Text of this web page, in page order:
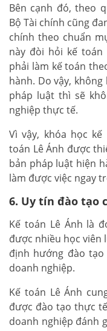
Bên cạnh đó, theo
Bộ Tài chính cũng
chính theo chuẩn
này đòi hỏi kế
phải làm kế toán
hành. Do vậy,
pháp luật thì sẽ
nghiệp thực tế.
Vì vậy, khóa học
toán Lê Ánh được
bản pháp luật hiện
làm được việc ngay
6. Uy tín đào tạo
Kế toán Lê Ánh là
được nhiều học viên
định hướng đào
doanh nghiệp.
Kế toán Lê Ánh
được đào tạo thực
doanh nghiệp đánh